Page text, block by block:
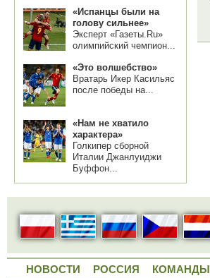
«Испанцы были на
голову сильнее»
Эксперт «Газеты.Ru»
олимпийский чемпион...
«Это волшебство»
Вратарь Икер Касильяс
после победы на...
«Нам не хватило
характера»
Голкипер сборной
Италии Джанлуиджи
Буффон...
НОВОСТИ РОССИЯ КОМАНДЫ